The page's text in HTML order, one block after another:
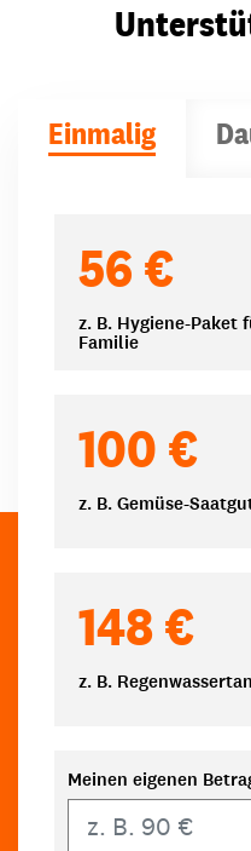
Einmalig
56 €
z. B. Hygiene-Paket
Familie
100 €
z. B. Gemüse-
148 €
z. B.
Meinen eigenen